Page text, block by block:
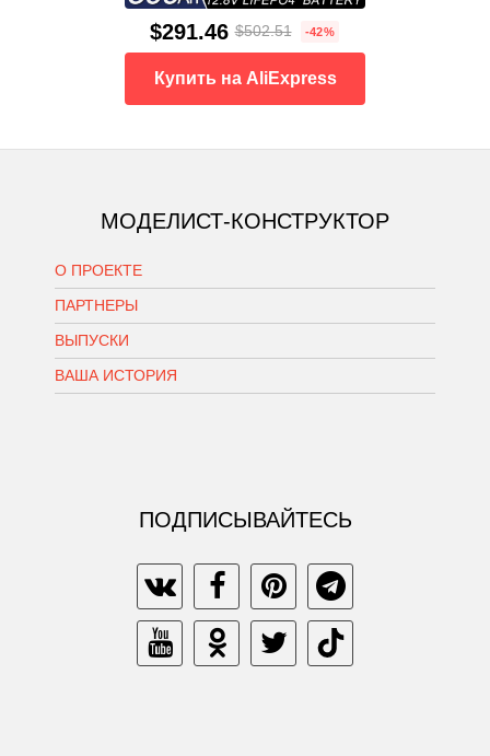
$291.46 $502.51 -42%
Купить на AliExpress
МОДЕЛИСТ-КОНСТРУКТОР
О ПРОЕКТЕ
ПАРТНЕРЫ
ВЫПУСКИ
ВАША ИСТОРИЯ
ПОДПИСЫВАЙТЕСЬ